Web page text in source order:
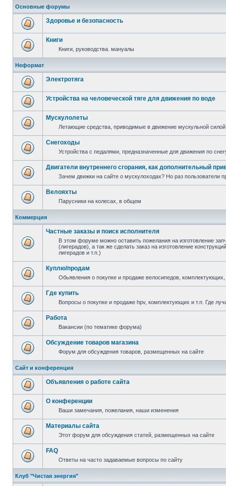
Основные форумы
Здоровье и безопасность
Книги
Книги, руководства. мануалы
Неформат
Электротяга
Устройства на человеческой тяге для движения по воде
Мускулолеты
Летающие средства, приводимые в движение мускульной силой
Снегоходы
Устройства с педалями, предназначенные для движения по
Двигатели внутреннего сгорания, как дополнительный
Зачем движки на сайте о мускулоходах? Но раз пользователи
Велояхты
Парусники на колесах, в общем
Коммерция
Частные заказы и поиск исполнителя
В этом форуме можно оставить пожелания на изготовление
(лигерадов), а так же сделать заказ на изготовление
лигерадов и т.п.)
Куплю/продам
Обьявления о покупке и продаже велосипедов,
Где купить
Вопросы о покупке и продаже hpv, комплектующих и т.п. Где
Работа
Вакансии (по тематике форума)
Обсуждение товаров магазина
Форум для обсуждения товаров, размещенных на сайте
Сайт и конференция
Объявления о работе сайта
О конференции
Ваши замечания, пожелания, наши изменения
Материалы сайта
Этот форум для обсуждения статей, размещенных на сайте
FAQ
Ответы на часто задаваемые вопросы по сайту
Клуб "Чистая энергия"